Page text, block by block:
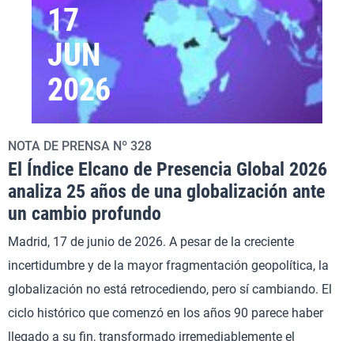
17
JUN
2026
NOTA DE PRENSA Nº 328
El Índice Elcano de Presencia Global 2026
analiza 25 años de una globalización ante
un cambio profundo
Madrid, 17 de junio de 2026. A pesar de la creciente
incertidumbre y de la mayor fragmentación geopolítica, la
globalización no está retrocediendo, pero sí cambiando. El
ciclo histórico que comenzó en los años 90 parece haber
llegado a su fin, transformado irremediablemente el